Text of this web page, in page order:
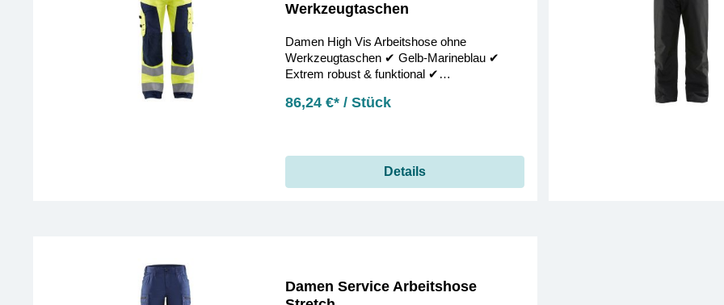
Werkzeugtaschen
Damen High Vis Arbeitshose ohne
Werkzeugtaschen ✔︎ Gelb-Marineblau ✔︎
Extrem robust & funktional ✔︎
86,24 €* / Stück
Details
Damen Service Arbeitshose